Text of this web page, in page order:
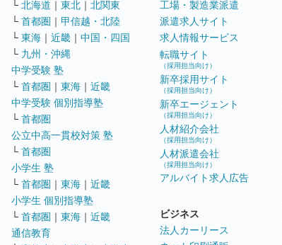
└ 北海道 ｜ 東北 ｜ 北関東
└ 首都圏 ｜ 甲信越・北陸
└ 東海 ｜ 近畿 ｜ 中国・四国
└ 九州・沖縄
中学受験 塾
└ 首都圏 ｜ 東海 ｜ 近畿
中学受験 個別指導塾
└ 首都圏
公立中高一貫校対策 塾
└ 首都圏
小学生 塾
└ 首都圏 ｜ 東海 ｜ 近畿
小学生 個別指導塾
└ 首都圏 ｜ 東海 ｜ 近畿
通信教育
工場・製造業派遣
派遣求人サイト
求人情報サービス
転職サイト
（採用担当向け）
新卒採用サイト
（採用担当向け）
新卒エージェント
（採用担当向け）
人材紹介会社
（採用担当向け）
人材派遣会社
（採用担当向け）
アルバイト求人広告
ビジネス
法人カーリース